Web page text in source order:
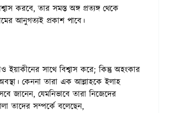
করবে, তার সমস্ত অঙ্গ প্রত্যঙ্গ থেকে
আনুগত্যই প্রকাশ পাবে।
ইয়াকীনের সাথে বিশ্বাস করে; কিন্তু অহংকার
কেননা তারা এক আল্লাহকে ইলাহ
জানেন, যেমনিভাবে তারা নিজেদের
তাদের সম্পর্কে বলেছেন,